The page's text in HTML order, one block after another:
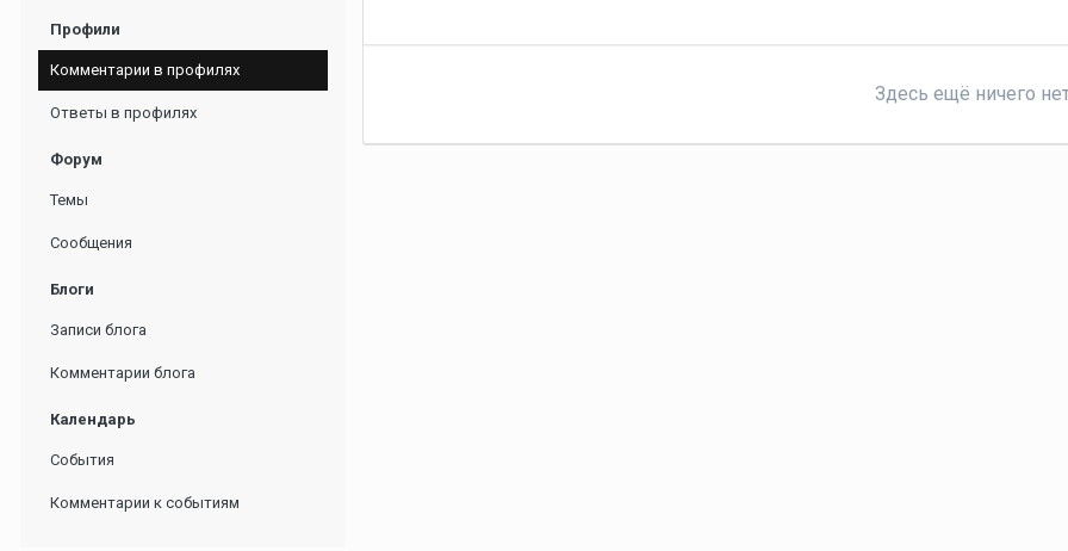
Профили
Комментарии в профилях
Ответы в профилях
Форум
Темы
Сообщения
Блоги
Записи блога
Комментарии блога
Календарь
События
Комментарии к событиям
Здесь ещё ничего